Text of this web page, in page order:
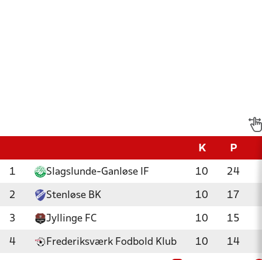
K P
1 Slagslunde-Ganløse IF 10 24
2 Stenløse BK 10 17
3 Jyllinge FC 10 15
4 Frederiksværk Fodbold Klub 10 14